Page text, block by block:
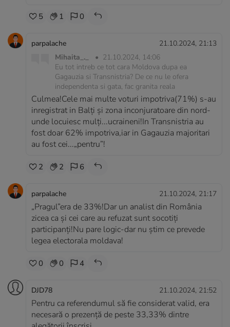
5 1 0
parpalache
21.10.2024, 21:13
Mihaita_._
• 21.10.2024, 14:06
Eu tot intreb ce tot cara Moldova dupa ea
Gagauzia si Transnistria? De ce nu le ofera
independenta si gata, fac granita reala
Culmea!Cele mai multe voturi impotriva(71%) s-au
inregistrat in Balți și zona inconjuratoare din nord-
unde locuiesc mulți...ucraineni!In Transnistria au
fost doar 62% impotriva,iar in Gagauzia majoritari
au fost cei...„pentru”!
2 2 6
parpalache 21.10.2024, 21:17
„Pragul”era de 33%!Dar un analist din România
zicea ca și cei care au refuzat sunt socotiți
participanți!Nu pare logic-dar nu știm ce prevede
legea electorala moldava!
0 0 4
DJD78 21.10.2024, 21:52
Pentru ca referendumul să fie considerat valid, era
necesară o prezenţă de peste 33,33% dintre